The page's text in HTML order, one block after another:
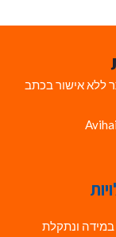
ללא אישור בכתב
ונתקלת